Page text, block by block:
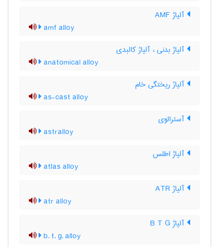
آلیاژ AMF
amf alloy
آلیاژ بدنی ، آلیاژ کالبدی
anatomical alloy
آلیاژ ریختگی خام
as-cast alloy
آسترالوی
astralloy
آلیاژ اطلس
atlas alloy
آلیاژ ATR
atr alloy
آلیاژ B T G
b. t. g. alloy